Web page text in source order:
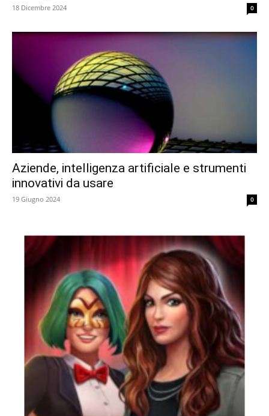
18 Dicembre 2024 0
Aziende, intelligenza artificiale e strumenti
innovativi da usare
19 Giugno 2024 0